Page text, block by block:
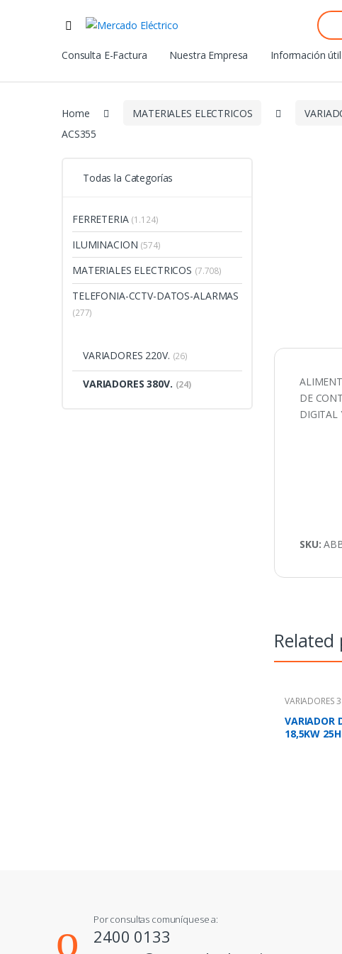
for:
Consulta E-Factura
Nuestra Empresa Información útil
Home MATERIALES ELECTRICOS
ACS355
DE
DIGITAL
SKU:
VARIADORES
VARIADOR
18,5KW
Todas la Categorías
FERRETERIA (1.124)
ILUMINACION (574)
MATERIALES ELECTRICOS (7.708)
TELEFONIA-CCTV-DATOS-ALARMAS
(277)
VARIADORES 220V. (26)
VARIADORES 380V. (24)
Por consultas comuníquese a:
2400 0133